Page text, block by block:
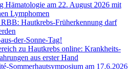
Hämatologie am 22. August 2026 mit
Lymphomen
Hautkrebs-Früherkennung darf
der-Sonne-Tag!
zu Hautkrebs online: Krankheits-
aus erster Hand
Sommerhautsymposium am 17.6.2026